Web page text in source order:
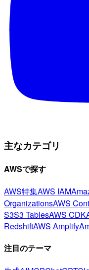
主なカテゴリ
AWSで探す
AWS特集AWS IAM
OrganizationsAWS
S3S3 TablesAWS CDK
RedshiftAWS Amplify
注目のテーマ